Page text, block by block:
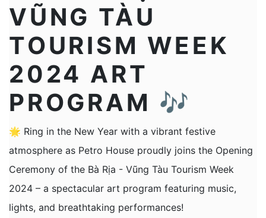
VŨNG TÀU
TOURISM WEEK
2024 ART
PROGRAM 🎶
🌟 Ring in the New Year with a vibrant festive
atmosphere as Petro House proudly joins the Opening
Ceremony of the Bà Rịa - Vũng Tàu Tourism Week
2024 – a spectacular art program featuring music,
lights, and breathtaking performances!